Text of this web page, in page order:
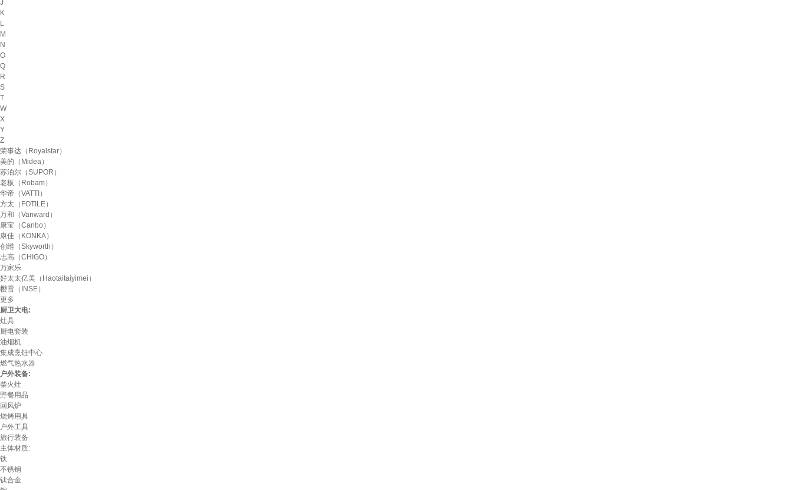
J
K
L
M
N
O
Q
R
S
T
W
X
Y
Z
荣事达（Royalstar）
美的（Midea）
苏泊尔（SUPOR）
老板（Robam）
华帝（VATTI）
方太（FOTILE）
万和（Vanward）
康宝（Canbo）
康佳（KONKA）
创维（Skyworth）
志高（CHIGO）
万家乐
好太太亿美（Haotaitaiyimei）
樱雪（INSE）
更多
厨卫大电:
灶具
厨电套装
油烟机
集成烹饪中心
燃气热水器
户外装备:
柴火灶
野餐用品
回风炉
烧烤用具
户外工具
旅行装备
主体材质:
铁
不锈钢
钛合金